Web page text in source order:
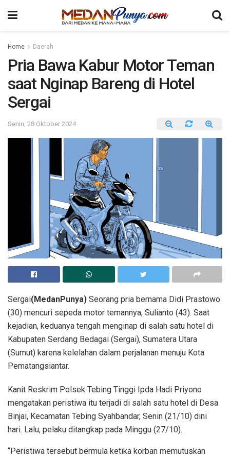
Home Daerah
Pria Bawa Kabur Motor Teman
saat Nginap Bareng di Hotel
Sergai
Senin, 28 Oktober 2024
Sergai(MedanPunya) Seorang pria bernama Didi Prastowo
(30) mencuri sepeda motor temannya, Sulianto (43). Saat
kejadian, keduanya tengah menginap di salah satu hotel di
Kabupaten Serdang Bedagai (Sergai), Sumatera Utara
(Sumut) karena kelelahan dalam perjalanan menuju Kota
Pematangsiantar.
Kanit Reskrim Polsek Tebing Tinggi Ipda Hadi Priyono
mengatakan peristiwa itu terjadi di salah satu hotel di Desa
Binjai, Kecamatan Tebing Syahbandar, Senin (21/10) dini
hari. Lalu, pelaku ditangkap pada Minggu (27/10).
“Peristiwa tersebut bermula ketika korban memutuskan